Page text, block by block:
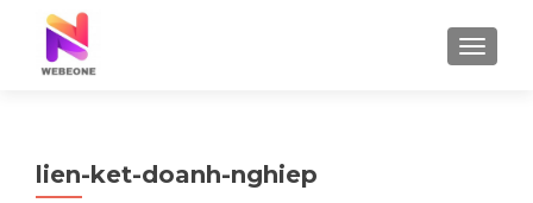
lien-ket-doanh-nghiep